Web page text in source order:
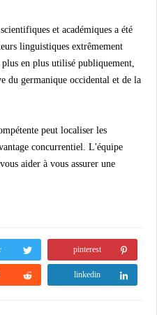
et académiques a été
linguistiques extrêmement
en plus utilisé publiquement,
du germanique occidental et de la
peut localiser les
concurrentiel. L'équipe
aider à vous assurer une
pinterest
linkedin